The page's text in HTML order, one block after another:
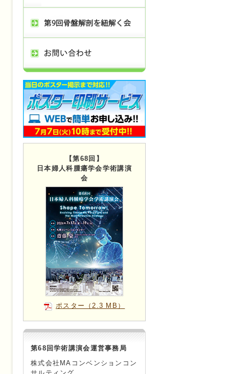
【第68回】
日本婦人科腫瘍学会学術講演
会
ポスター（2.3 MB）
第68回学術講演会運営事務局
株式会社MAコンベンションコン